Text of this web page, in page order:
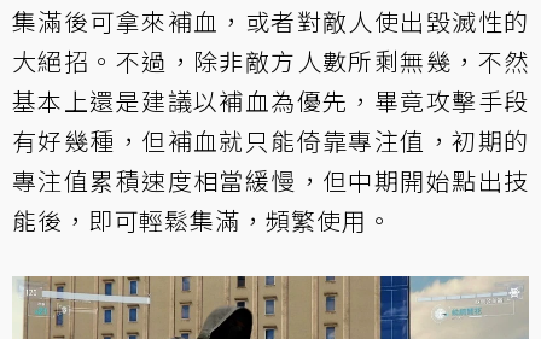
集滿後可拿來補血，或者對敵人使出毀滅性的
大絕招。不過，除非敵方人數所剩無幾，不然
基本上還是建議以補血為優先，畢竟攻擊手段
有好幾種，但補血就只能倚靠專注值，初期的
專注值累積速度相當緩慢，但中期開始點出技
能後，即可輕鬆集滿，頻繁使用。